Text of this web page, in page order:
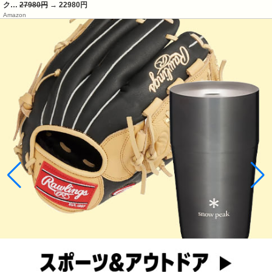
ク… 27980円 → 22980円
Amazon